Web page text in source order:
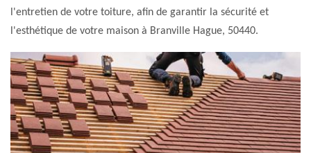
l'entretien de votre toiture, afin de garantir la sécurité et
l'esthétique de votre maison à Branville Hague, 50440.